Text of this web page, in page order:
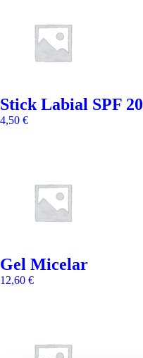
Stick Labial SPF 20
4,50 €
Gel Micelar
12,60 €